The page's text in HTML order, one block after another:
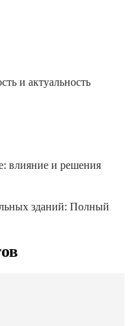
и актуальность
влияние и решения
зданий: Полный